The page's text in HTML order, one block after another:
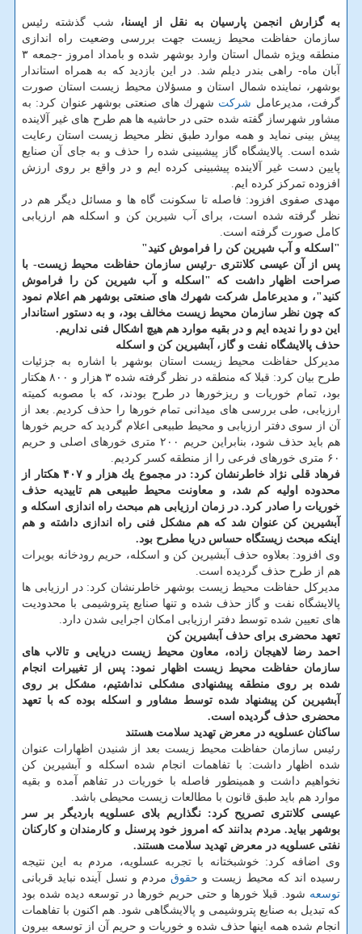
به گزارش انجمن پارسیان به نقل از ایسنا، شب گذشته رئیس
سازمان حفاظت محیط زیست جهت بررسی وضعیت راه اندازی
منطقه ویژه شمال استان وارد بوشهر شده و بامداد امروز -جمعه ۳
آبان ماه- راهی بندر دیلم شد. در این بازدید كه به همراه استاندار
بوشهر، نماینده شمال استان و مسؤلان محیط زیست استان صورت
گرفت، مدیرعامل شركت شهرك های صنعتی بوشهر عنوان كرد: به
مشاور شهرساز گفته شده حتی در حاشیه ها هم طرح های غیر آلاینده
پیش بینی نماید و همه موارد طبق نظر محیط زیست استان رعایت
شده است. پالایشگاه گاز پیشبینی شده را حذف و به جای آن صنایع
پایین دست غیر آلاینده پیشبینی كرده ایم و در واقع بر روی ارزش
افزوده تمركز كرده ایم.
مهدی صفوی افزود: فاصله تا سكونت گاه ها و مسائل دیگر هم در
نظر گرفته شده است، برای آب شیرین كن و اسكله هم ارزیابی
كامل صورت گرفته است.
"اسكله و آب شیرین كن را فراموش كنید"
پس از آن عیسی كلانتری -رئیس سازمان حفاظت محیط زیست- با
صراحت اظهار داشت كه "اسكله و آب شیرین كن را فراموش
كنید"، و مدیرعامل شركت شهرك های صنعتی بوشهر هم اعلام نمود
كه چون نظر سازمان محیط زیست مخالف بود، و به دستور استاندار
این دو را ندیده ایم و در بقیه موارد هم هیچ اشكال فنی نداریم.
حذف پالایشگاه نفت و گاز، آبشیرین كن و اسكله
مدیركل حفاظت محیط زیست استان بوشهر با اشاره به جزئیات
طرح بیان كرد: قبلا كه منطقه در نظر گرفته شده ۳ هزار و ۸۰۰ هكتار
بود، تمام خوریات و ریزخورها در طرح بودند، كه با مصوبه كمیته
ارزیابی، طی بررسی های میدانی تمام خورها را حذف كردیم. بعد از
آن از سوی دفتر ارزیابی و محیط طبیعی اعلام گردید كه حریم خورها
هم باید حذف شود، بنابراین حریم ۲۰۰ متری خورهای اصلی و حریم
۶۰ متری خورهای فرعی را از منطقه كسر كردیم.
فرهاد قلی نژاد خاطرنشان كرد: در مجموع یك هزار و ۴۰۷ هكتار از
محدوده اولیه كم شد، و معاونت محیط طبیعی هم تاییدیه حذف
خوریات را صادر كرد. در زمان ارزیابی هم مبحث راه اندازی اسكله و
آبشیرین كن عنوان شد كه هم مشكل فنی راه اندازی داشته و هم
اینكه مبحث زیستگاه حساس دریا مطرح بود.
وی افزود: بعلاوه حذف آبشیرین كن و اسكله، حریم رودخانه بویرات
هم از طرح حذف گردیده است.
مدیركل حفاظت محیط زیست بوشهر خاطرنشان كرد: در ارزیابی ها
پالایشگاه نفت و گاز حذف شده و تنها صنایع پتروشیمی با محدودیت
های تعیین شده توسط دفتر ارزیابی امكان اجرایی شدن دارد.
تعهد محضری برای حذف آبشیرین كن
احمد رضا لاهیجان زاده، معاون محیط زیست دریایی و تالاب های
سازمان حفاظت محیط زیست اظهار نمود: پس از تغییرات انجام
شده بر روی منطقه پیشنهادی مشكلی نداشتیم، مشكل بر روی
آبشیرین كن پیشنهاد شده توسط مشاور و اسكله بوده كه با تعهد
محضری حذف گردیده است.
ساكنان عسلویه در معرض تهدید سلامت هستند
رئیس سازمان حفاظت محیط زیست بعد از شنیدن اظهارات عنوان
شده اظهار داشت: با تفاهمات انجام شده اسكله و آبشیرین كن
نخواهیم داشت و همینطور فاصله با خوریات در تفاهم آمده و بقیه
موارد هم باید طبق قانون با مطالعات زیست محیطی باشد.
عیسی كلانتری تصریح كرد: نگذاریم بلای عسلویه باردیگر بر سر
بوشهر بیاید. مردم بدانند كه امروز خود پرسنل و كارمندان و كاركنان
نفتی عسلویه در معرض تهدید سلامت هستند.
وی اضافه كرد: خوشبختانه با تجربه عسلویه، مردم به این نتیجه
رسیده اند كه محیط زیست و حقوق مردم و نسل آینده نباید قربانی
توسعه شود. قبلا خورها و حتی حریم خورها در توسعه دیده شده بود
كه تبدیل به صنایع پتروشیمی و پالایشگاهی شود. هم اكنون با تفاهمات
انجام شده همه اینها حذف شده و خوریات و حریم آن از توسعه بیرون